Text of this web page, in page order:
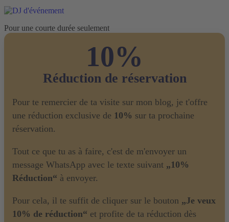
Pour une courte durée seulement
10%
Réduction de réservation
Pour te remercier de ta visite sur mon blog, je t'offre
une réduction exclusive de 10% sur ta prochaine
réservation.
Tout ce que tu as à faire, c'est de m'envoyer un
message WhatsApp avec le texte suivant „10%
Réduction“ à envoyer.
Pour cela, il te suffit de cliquer sur le bouton „Je veux
10% de réduction“ et profite de ta réduction dès